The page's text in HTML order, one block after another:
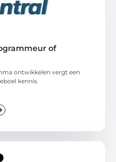
of
ontwikkelen vergt een
kennis.